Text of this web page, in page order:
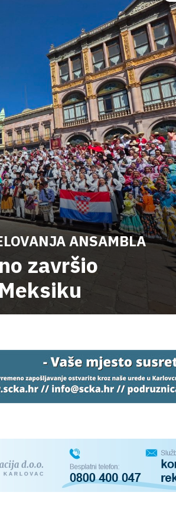
ANSAMBLA
završio